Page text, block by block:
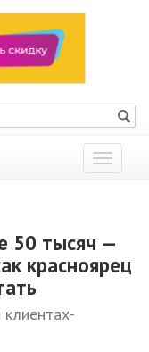
Показать
меню
50 тысяч —
красноярец